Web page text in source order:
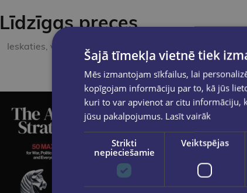
Līdzīgas preces
Ieskaties, varbūt noder
Šajā tīmekļa vietnē tiek
Mēs izmantojam sīkfailus, lai
kopīgojam informāciju par to, kā jūs
kuri to var apvienot ar citu informāciju,
jūsu pakalpojumus. Lasīt vairāk
Strikti
nepieciešamie
Veiktspējas